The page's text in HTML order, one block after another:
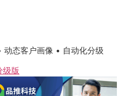
动态客户画像 • 自动化分级
级版